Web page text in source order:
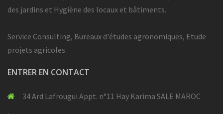
des jardins et Hygiène des locaux et bâtiments.
Service Consulting, Bureaux d'études agronomiques, Etude
projets agricoles
ENTRER EN CONTACT
34 Ard Lafrougui Appt. n°11 Hay Karima SALE MAROC